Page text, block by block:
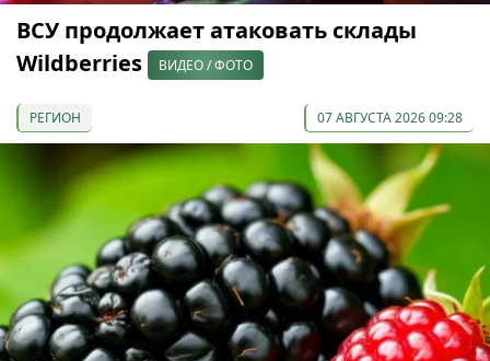
ВСУ продолжает атаковать склады
Wildberries
ВИДЕО / ФОТО
РЕГИОН 07 АВГУСТА 2026 09:28